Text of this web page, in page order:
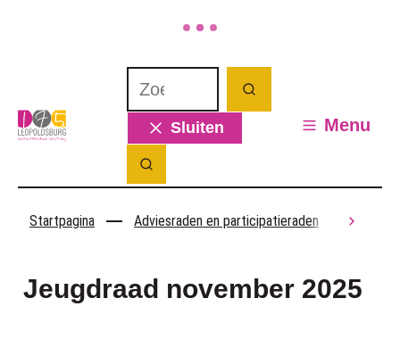
Leopoldsburg
Zoeken
Sluiten
Zoek tonen / verbergen
Menu
scroll
Startpagina Adviesraden en participatieraden
Jeugdraad november 2025